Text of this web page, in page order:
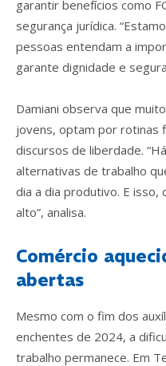
garantir benefícios como
segurança jurídica.
pessoas entendam a
garante dignidade e
Damiani observa que
jovens, optam por rotinas
discursos de liberdade.
alternativas de trabalho
dia a dia produtivo. E
alto”, analisa.
Comércio
abertas
Mesmo com o fim dos
enchentes de 2024, a
trabalho permanece. Em